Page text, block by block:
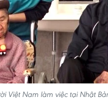
Việt Nam làm việc tại Nhật